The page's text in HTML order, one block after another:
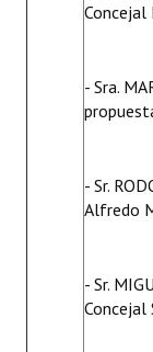
Concejal
- Sra.
- Sr.
Alfredo
- Sr.
Concejal